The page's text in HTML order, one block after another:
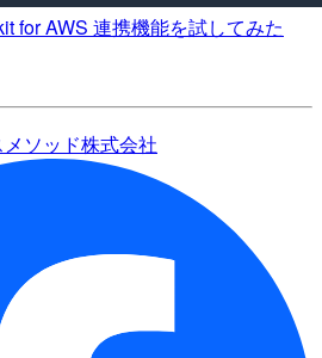
for AWS 連携機能を試してみた
メソッド株式会社